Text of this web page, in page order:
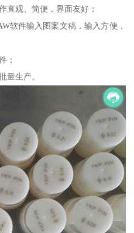
直观、简便，界面友好；
软件输入图案文稿，输入方便，
；
量生产。